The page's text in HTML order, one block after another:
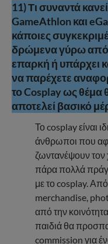
11) Τι συναντά
GameAthlon και
κάποιες
δρώμενα γύρω από
επαρκή ή υπάρχει
να παρέχετε
το Cosplay ως θέμα
αποτελεί βασικό
Το cosplay είναι
άνθρωποι που
ζωντανέψουν τον
πάρα πολλά
με το cosplay.
merchandise,
από την
παιδιά θα
commission για